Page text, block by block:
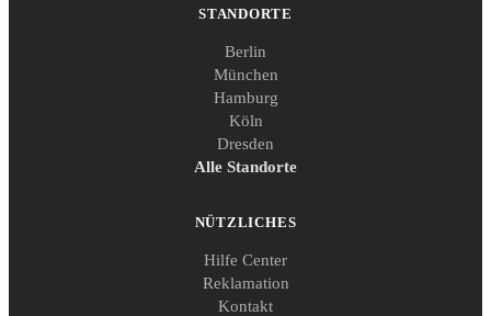
STANDORTE
Berlin
München
Hamburg
Köln
Dresden
Alle Standorte
NÜTZLICHES
Hilfe Center
Reklamation
Kontakt